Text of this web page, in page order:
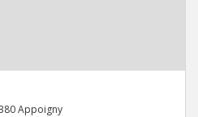
Appoigny